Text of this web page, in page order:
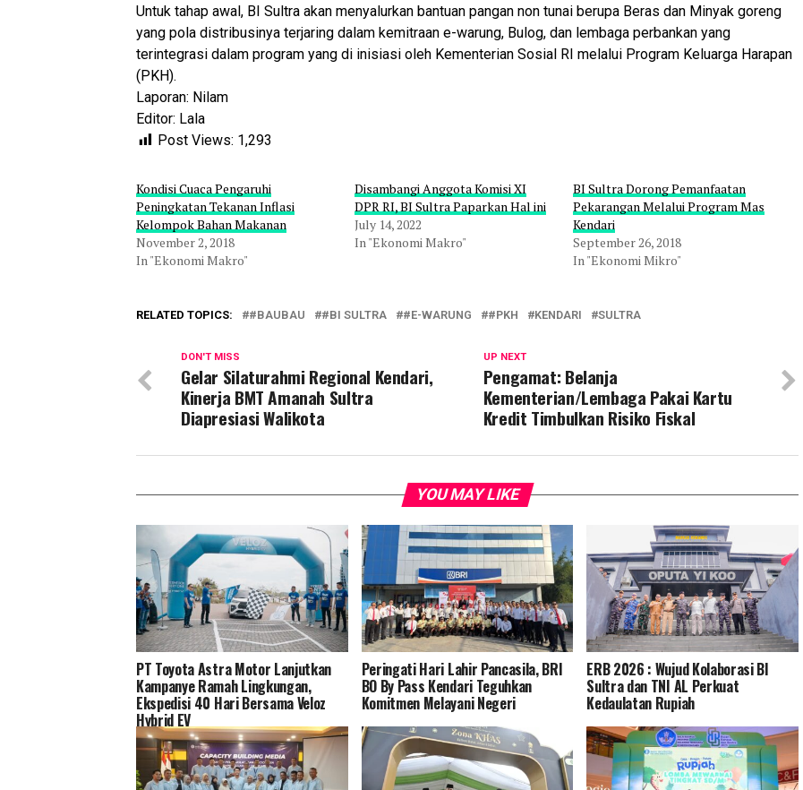
Untuk tahap awal, BI Sultra akan menyalurkan bantuan pangan non tunai berupa Beras dan Minyak goreng
yang pola distribusinya terjaring dalam kemitraan e-warung, Bulog, dan lembaga perbankan yang
terintegrasi dalam program yang di inisiasi oleh Kementerian Sosial RI melalui Program Keluarga Harapan
(PKH).
Laporan: Nilam
Editor: Lala
Post Views: 1,293
Kondisi Cuaca Pengaruhi
Peningkatan Tekanan Inflasi
Kelompok Bahan Makanan
November 2, 2018
In "Ekonomi Makro"
Disambangi Anggota Komisi XI
DPR RI, BI Sultra Paparkan Hal ini
July 14, 2022
In "Ekonomi Makro"
BI Sultra Dorong Pemanfaatan
Pekarangan Melalui Program Mas
Kendari
September 26, 2018
In "Ekonomi Mikro"
RELATED TOPICS: #BAUBAU #BI SULTRA #E-WARUNG #PKH KENDARI SULTRA
UP NEXT
Pengamat: Belanja
Kementerian/Lembaga Pakai Kartu
Kredit Timbulkan Risiko Fiskal
DON'T MISS
Gelar Silaturahmi Regional Kendari,
Kinerja BMT Amanah Sultra
Diapresiasi Walikota
YOU MAY LIKE
PT Toyota Astra Motor Lanjutkan
Kampanye Ramah Lingkungan,
Ekspedisi 40 Hari Bersama Veloz
Hybrid EV
Peringati Hari Lahir Pancasila, BRI
BO By Pass Kendari Teguhkan
Komitmen Melayani Negeri
ERB 2026 : Wujud Kolaborasi BI
Sultra dan TNI AL Perkuat
Kedaulatan Rupiah